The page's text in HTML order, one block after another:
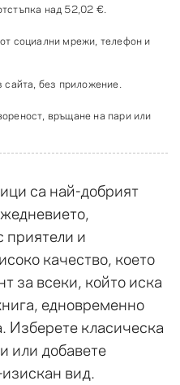
са най-добрият
приятели и
качество, което
за всеки, който иска
едновременно
Изберете класическа
или добавете
вид.
над 52,02 €
социални мрежи, телефон и
без приложение.
връщане на пари или